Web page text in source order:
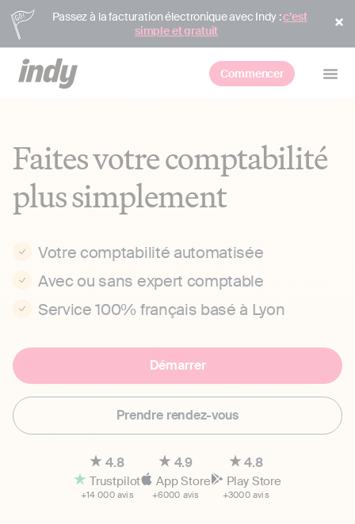
Passez à la facturation électronique avec Indy :c’est
simple et gratuit
Commencer
Faites votre comptabilité
plus simplement
Votre comptabilité automatisée
Avec ou sans expert comptable
Service 100% français basé à Lyon
Démarrer
Prendre rendez-vous
4.8
Trustpilot
+14 000 avis
4.9
App Store
+6000 avis
4.8
Play Store
+3000 avis